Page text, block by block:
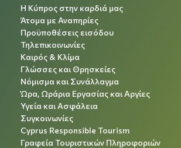
Η Κύπρος στην καρδιά μας
Άτομα με Αναπηρίες
Προϋποθέσεις εισόδου
Τηλεπικοινωνίες
Καιρός & Κλίμα
Γλώσσες και Θρησκείες
Νόμισμα και Συνάλλαγμα
Ώρα, Ωράρια Εργασίας και Αργίες
Υγεία και Ασφάλεια
Συγκοινωνίες
Cyprus Responsible Tourism
Γραφεία Τουριστικών Πληροφοριών